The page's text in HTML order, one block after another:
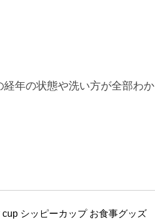
年の状態や洗い方が全部わか
シッピーカップ お食事グッズ